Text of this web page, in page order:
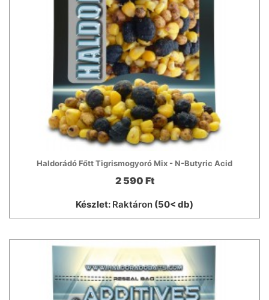
Haldorádó Főtt Tigrismogyoró Mix - N-Butyric Acid
2 590 Ft
Készlet: Raktáron (50< db)